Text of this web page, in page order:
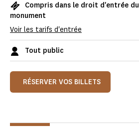
Compris dans le droit d'entrée du
monument
Voir les tarifs d'entrée
Tout public
RÉSERVER VOS BILLETS